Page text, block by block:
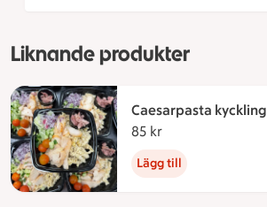
Liknande produkter
Caesarpasta kyckling
85 kr
Lägg till